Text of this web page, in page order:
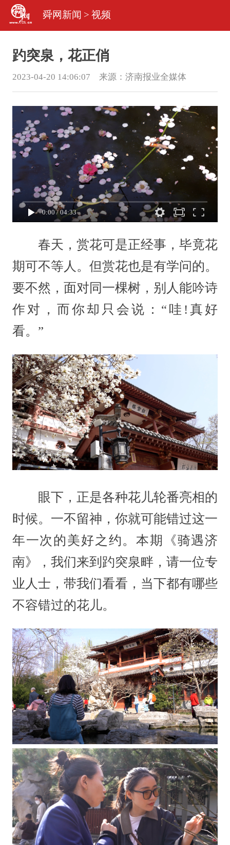
舜网新闻 > 视频
趵突泉，花正俏
2023-04-20 14:06:07 来源： 济南报业全媒体
0:00/04:33
春天，赏花可是正经事，毕竟花
期可不等人。但赏花也是有学问的。
要不然，面对同一棵树，别人能吟诗
作对，而你却只会说：“哇!真好
看。”
眼下，正是各种花儿轮番亮相的
时候。一不留神，你就可能错过这一
年一次的美好之约。本期《骑遇济
南》，我们来到趵突泉畔，请一位专
业人士，带我们看看，当下都有哪些
不容错过的花儿。